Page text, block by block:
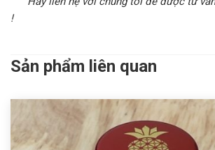
!
Sản phẩm liên quan